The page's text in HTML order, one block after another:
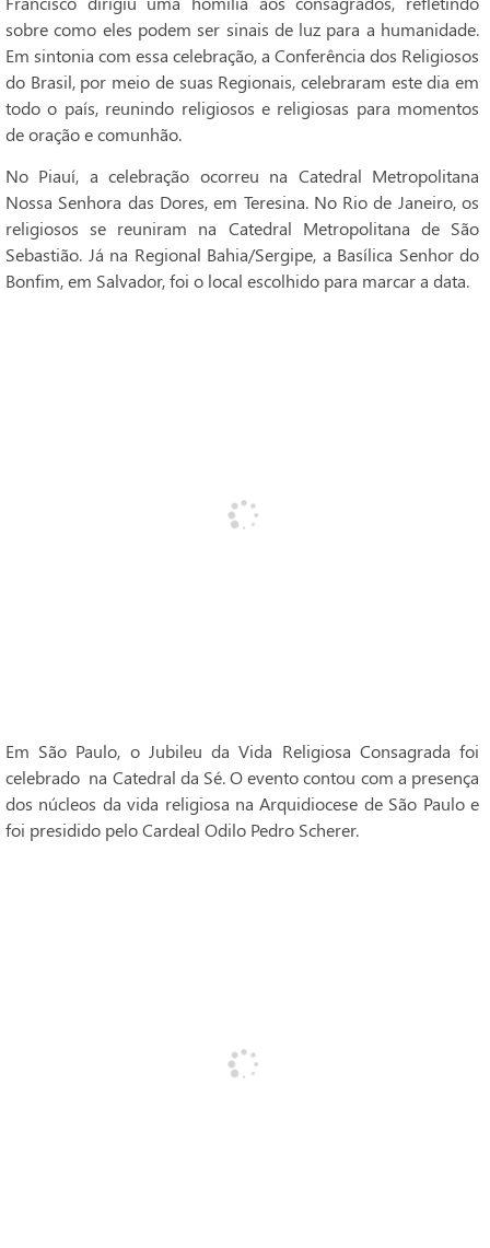
sobre como eles podem ser sinais de luz para a humanidade.
Em sintonia com essa celebração, a Conferência dos Religiosos
do Brasil, por meio de suas Regionais, celebraram este dia em
todo o país, reunindo religiosos e religiosas para momentos
de oração e comunhão.
No Piauí, a celebração ocorreu na Catedral Metropolitana
Nossa Senhora das Dores, em Teresina. No Rio de Janeiro, os
religiosos se reuniram na Catedral Metropolitana de São
Sebastião. Já na Regional Bahia/Sergipe, a Basílica Senhor do
Bonfim, em Salvador, foi o local escolhido para marcar a data.
Em São Paulo, o Jubileu da Vida Religiosa Consagrada foi
celebrado na Catedral da Sé. O evento contou com a presença
dos núcleos da vida religiosa na Arquidiocese de São Paulo e
foi presidido pelo Cardeal Odilo Pedro Scherer.